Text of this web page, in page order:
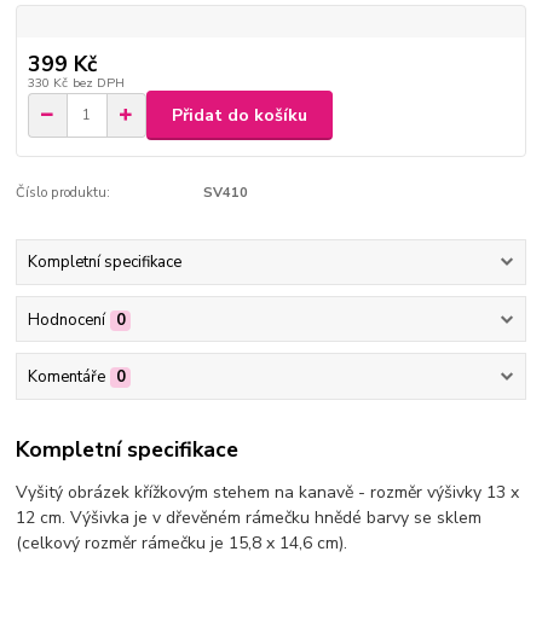
399 Kč
330 Kč bez DPH
Přidat do košíku
Číslo produktu: SV410
Kompletní specifikace
Hodnocení 0
Komentáře 0
Kompletní specifikace
Vyšitý obrázek křížkovým stehem na kanavě - rozměr výšivky 13 x
12 cm. Výšivka je v dřevěném rámečku hnědé barvy se sklem
(celkový rozměr rámečku je 15,8 x 14,6 cm).